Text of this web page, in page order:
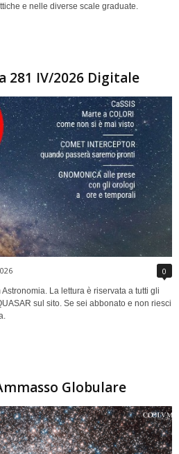
e nelle diverse scale graduate.
281 IV/2026 Digitale
0
La lettura è riservata a tutti gli
sul sito. Se sei abbonato e non riesci
Globulare